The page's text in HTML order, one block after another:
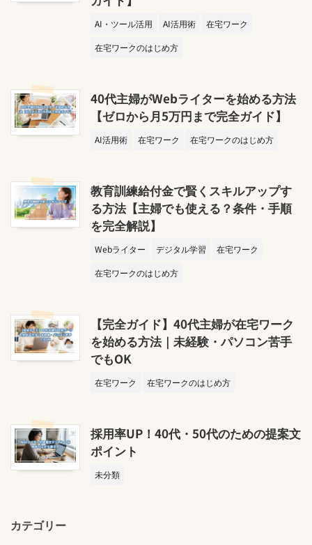
AI・ツール活用 AI活用術
在宅ワーク
在宅ワークのはじめ方
40代主婦がWebライターを始める方法
【ゼロから月5万円まで完全ガイド】
AI活用術 在宅ワーク 在宅ワークのはじめ方
教育訓練給付金で賢くスキルアップす
る方法【主婦でも使える？条件・手順
を完全解説】
Webライター デジタル学習
在宅ワーク
在宅ワークのはじめ方
【完全ガイド】40代主婦が在宅ワーク
を始める方法｜未経験・パソコン苦手
でもOK
在宅ワーク 在宅ワークのはじめ方
採用率UP！40代・50代のための提案文
ポイント
未分類
カテゴリー